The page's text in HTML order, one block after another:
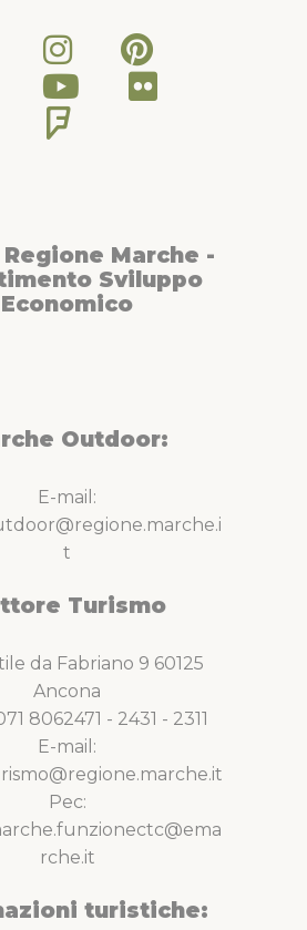
Marche -
Sviluppo
Economico
Outdoor:
E-mail:
t
Turismo
da Fabriano 9 60125
Ancona
8062471 - 2431 - 2311
E-mail:
Pec:
rche.it
turistiche: